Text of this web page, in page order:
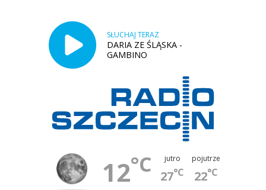
SŁUCHAJ TERAZ
DARIA ZE ŚLĄSKA -
GAMBINO
12°C jutro
27°C
pojutrze
22°C